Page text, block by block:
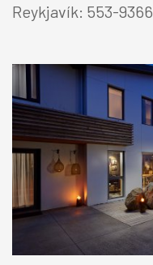
Reykjavík: 553-9366